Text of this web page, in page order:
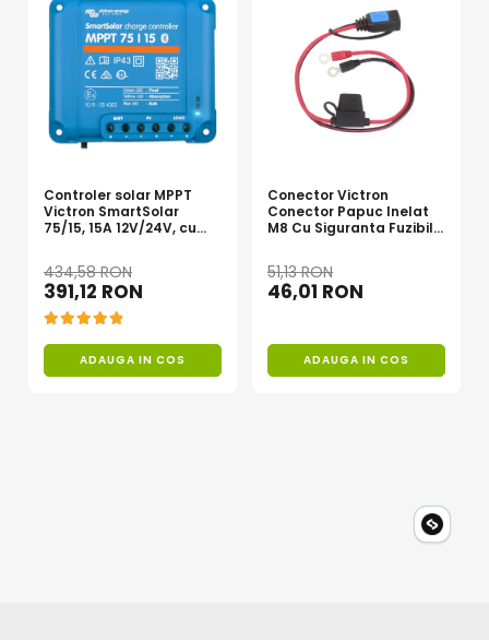
Controler solar MPPT
Victron SmartSolar
75/15, 15A 12V/24V, cu
434,58 RON
391,12 RON
ADAUGA IN COS
Conector Victron
Conector Papuc Inelat
M8 Cu Siguranta Fuzibila
(BPC900110014)
51,13 RON
46,01 RON
ADAUGA IN COS